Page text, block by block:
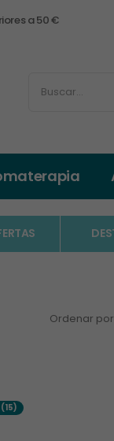
a 50 €
Ordenar
(15)